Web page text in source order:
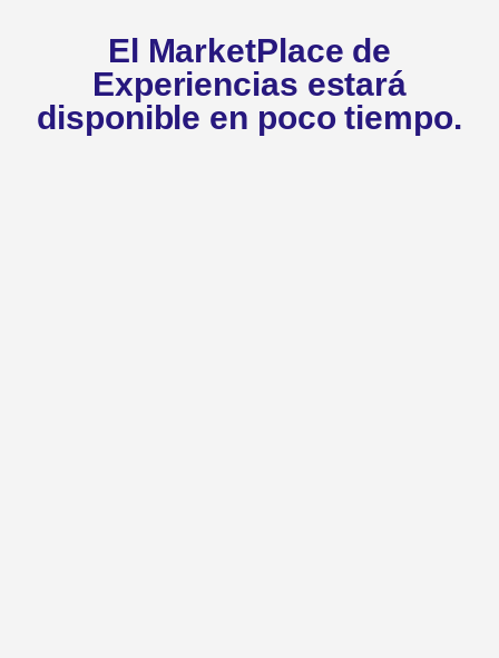
El MarketPlace de
Experiencias estará
disponible en poco tiempo.